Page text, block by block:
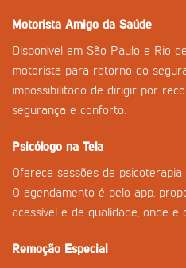
Motorista Amigo da Saúde
Disponível em São Paulo e Rio
motorista para retorno do
impossibilitado de dirigir por
segurança e conforto.
Psicólogo na Tela
Oferece sessões de
O agendamento é pelo app,
acessível e de qualidade, onde e
Remoção Especial